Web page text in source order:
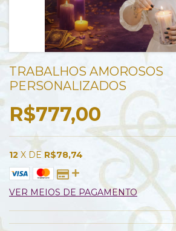
TRABALHOS AMOROSOS
PERSONALIZADOS
R$777,00
12 X DE R$78,74
VER MEIOS DE PAGAMENTO